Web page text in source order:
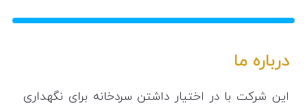
درباره ما
این شرکت با در اختیار داشتن سردخانه برای نگهداری